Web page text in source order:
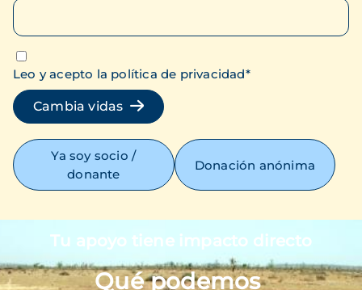
Leo y acepto la política de privacidad*
Cambia vidas
Ya soy socio /
donante
Donación anónima
Tu apoyo tiene impacto directo
Qué podemos